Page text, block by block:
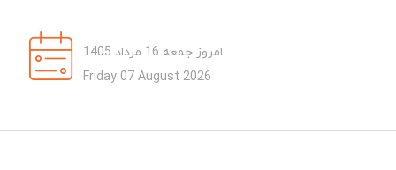
امروز جمعه 16 مرداد 1405
Friday 07 August 2026